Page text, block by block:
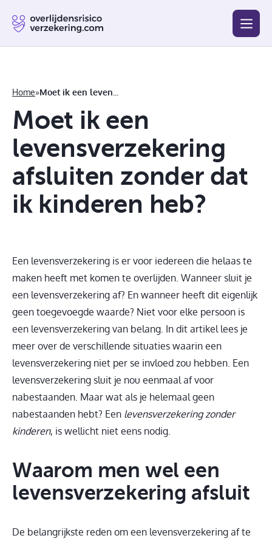
Beste
Home»
Moet ik een
levensverzekering
afsluiten zonder dat
ik kinderen heb?
Een levensverzekering is er voor iedereen die helaas te
maken heeft met komen te overlijden. Wanneer sluit je
een levensverzekering af? En wanneer heeft dit eigenlijk
geen toegevoegde waarde? Niet voor elke persoon is
een levensverzekering van belang. In dit artikel lees je
meer over de verschillende situaties waarin een
levensverzekering niet per se invloed zou hebben. Een
levensverzekering sluit je nou eenmaal af voor
nabestaanden. Maar wat als je helemaal geen
nabestaanden hebt? Een levensverzekering zonder
kinderen, is wellicht niet eens nodig.
Waarom men wel een
levensverzekering afsluit
De belangrijkste reden om een levensverzekering af te